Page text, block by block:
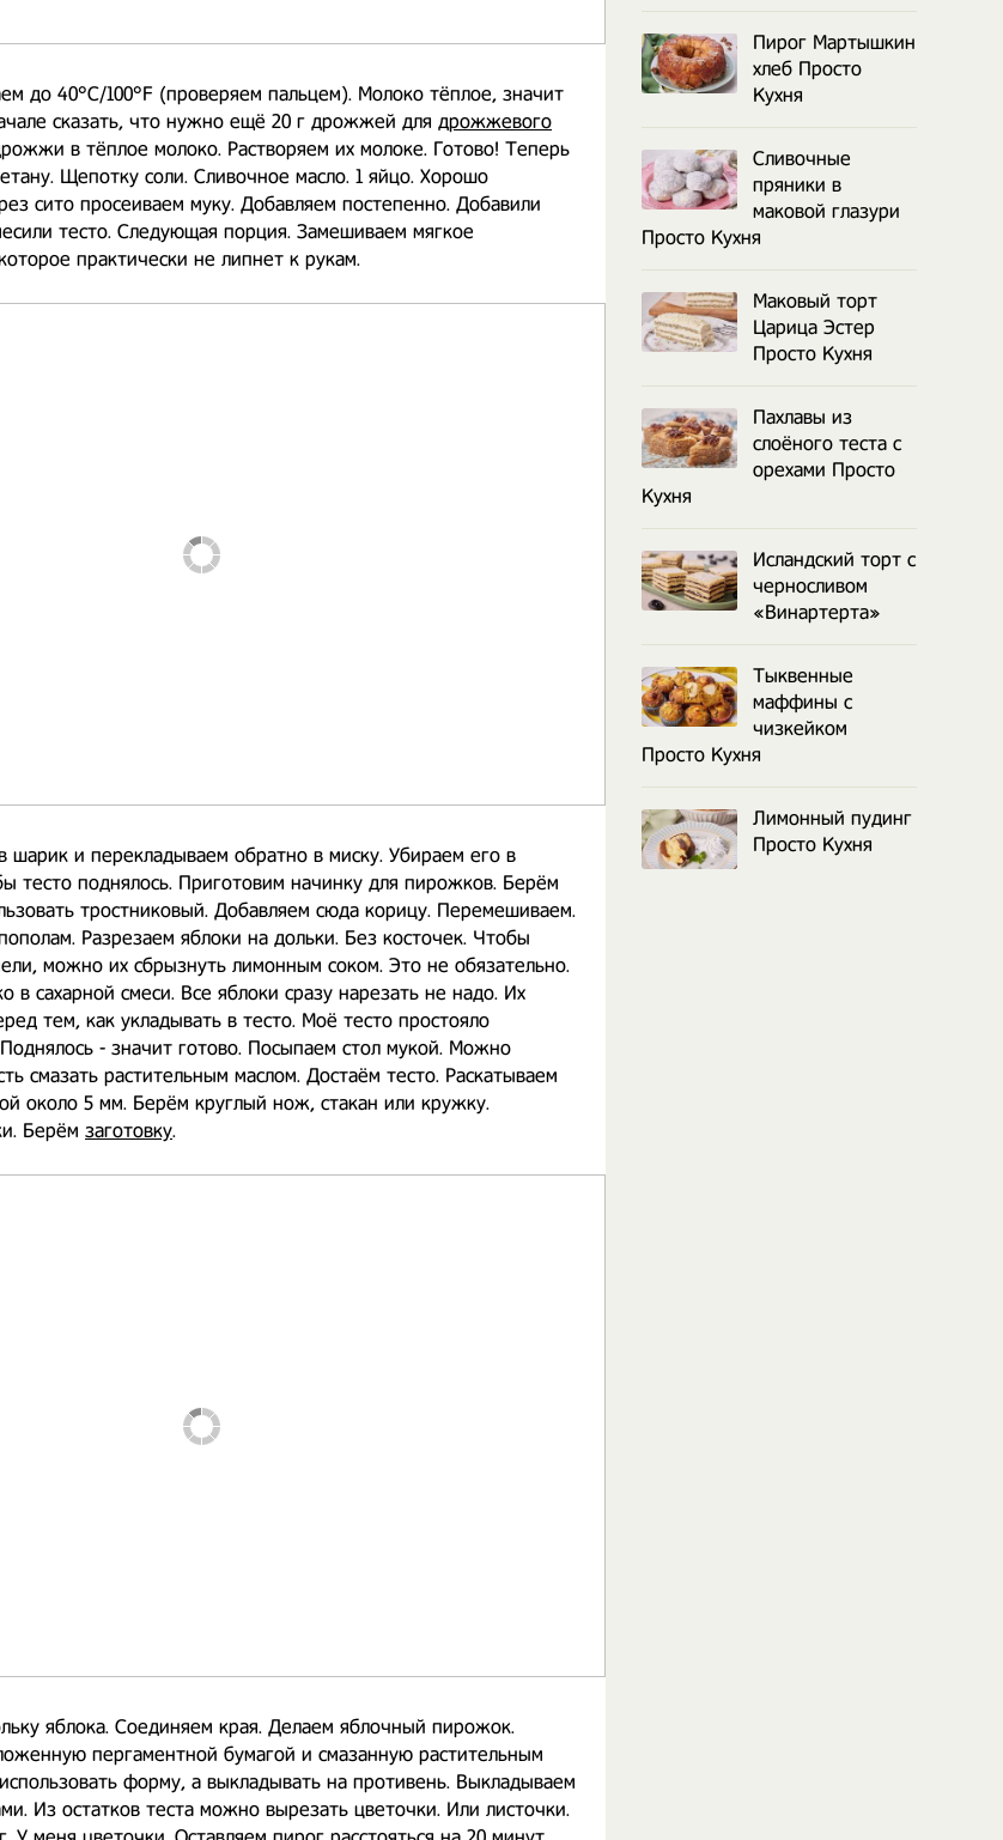
до 40°C/100°F (проверяем пальцем). Молоко тёплое, значит
сказать, что нужно ещё 20 г дрожжей для дрожжевого
в тёплое молоко. Растворяем их молоке. Готово! Теперь
Щепотку соли. Сливочное масло. 1 яйцо. Хорошо
сито просеиваем муку. Добавляем постепенно. Добавили
тесто. Следующая порция. Замешиваем мягкое
практически не липнет к рукам.
шарик и перекладываем обратно в миску. Убираем его в
тесто поднялось. Приготовим начинку для пирожков. Берём
тростниковый. Добавляем сюда корицу. Перемешиваем.
Разрезаем яблоки на дольки. Без косточек. Чтобы
можно их сбрызнуть лимонным соком. Это не обязательно.
в сахарной смеси. Все яблоки сразу нарезать не надо. Их
тем, как укладывать в тесто. Моё тесто простояло
- значит готово. Посыпаем стол мукой. Можно
смазать растительным маслом. Достаём тесто. Раскатываем
около 5 мм. Берём круглый нож, стакан или кружку.
Берём заготовку.
яблока. Соединяем края. Делаем яблочный пирожок.
пергаментной бумагой и смазанную растительным
форму, а выкладывать на противень. Выкладываем
Из остатков теста можно вырезать цветочки. Или листочки.
Пирог Мартышкин
хлеб Просто
Кухня
Сливочные
пряники в
маковой глазури
Просто Кухня
Маковый торт
Царица Эстер
Просто Кухня
Пахлавы из
слоёного теста с
орехами Просто
Кухня
Исландский торт с
черносливом
«Винартерта»
Тыквенные
маффины с
чизкейком
Просто Кухня
Лимонный пудинг
Просто Кухня